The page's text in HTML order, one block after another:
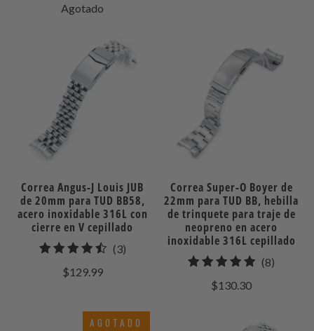
Agotado
Correa Angus-J Louis JUB
de 20mm para TUD BB58,
acero inoxidable 316L con
cierre en V cepillado
(3)3
$129.99
Correa Super-O Boyer de
22mm para TUD BB, hebilla
de trinquete para traje de
neopreno en acero
inoxidable 316L cepillado
(8)
$130.30
AGOTADO